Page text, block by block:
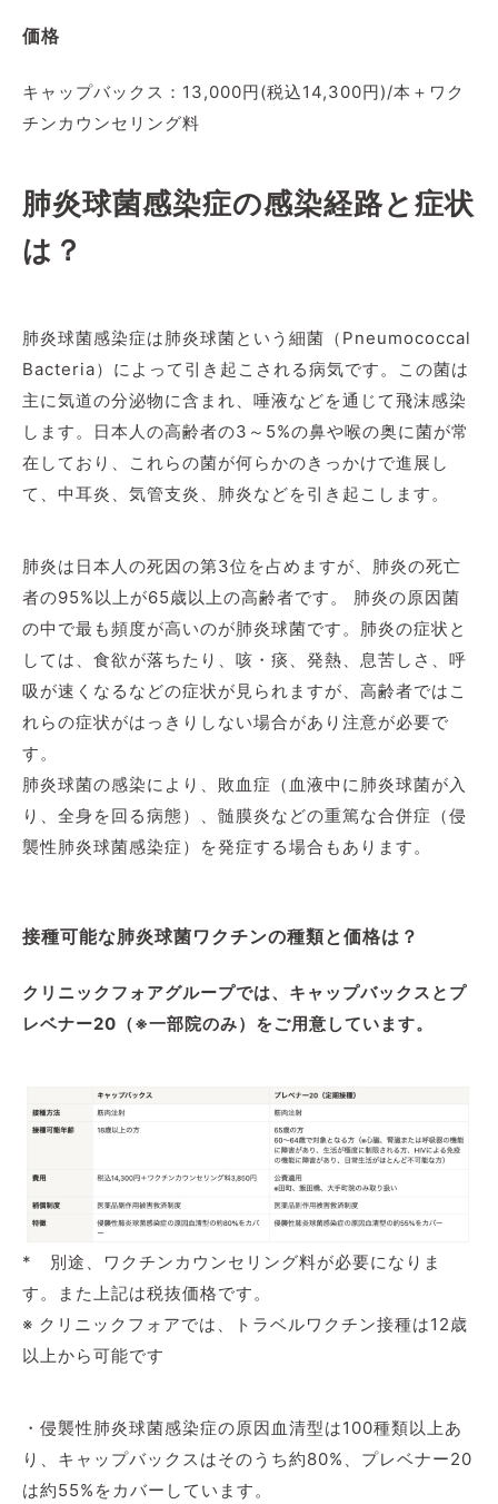
価格
キャップバックス：13,000円(税込14,300円)/本＋ワク
チンカウンセリング料
肺炎球菌感染症の感染経路と症状
は？
肺炎球菌感染症は肺炎球菌という細菌（Pneumococcal
Bacteria）によって引き起こされる病気です。この菌は
主に気道の分泌物に含まれ、唾液などを通じて飛沫感染
します。日本人の高齢者の3～5%の鼻や喉の奥に菌が常
在しており、これらの菌が何らかのきっかけで進展し
て、中耳炎、気管支炎、肺炎などを引き起こします。
肺炎は日本人の死因の第3位を占めますが、肺炎の死亡
者の95%以上が65歳以上の高齢者です。 肺炎の原因菌
の中で最も頻度が高いのが肺炎球菌です。肺炎の症状と
しては、食欲が落ちたり、咳・痰、発熱、息苦しさ、呼
吸が速くなるなどの症状が見られますが、高齢者ではこ
れらの症状がはっきりしない場合があり注意が必要で
す。
肺炎球菌の感染により、敗血症（血液中に肺炎球菌が入
り、全身を回る病態）、髄膜炎などの重篤な合併症（侵
襲性肺炎球菌感染症）を発症する場合もあります。
接種可能な肺炎球菌ワクチンの種類と価格は？
クリニックフォアグループでは、キャップバックスとプ
レベナー20（※一部院のみ）をご用意しています。
* 別途、ワクチンカウンセリング料が必要になりま
す。また上記は税抜価格です。
※ クリニックフォアでは、トラベルワクチン接種は12歳
以上から可能です
・侵襲性肺炎球菌感染症の原因血清型は100種類以上あ
り、キャップバックスはそのうち約80%、プレベナー20
は約55%をカバーしています。